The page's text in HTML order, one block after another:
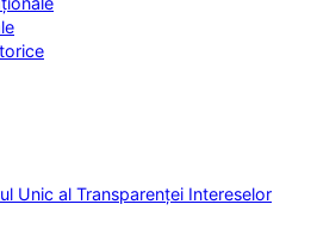
Unic al Transparenței Intereselor